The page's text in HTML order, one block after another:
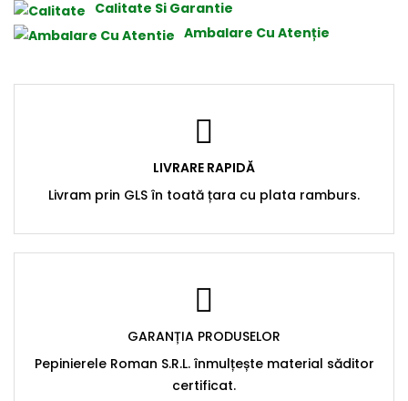
Calitate Si Garantie
Ambalare Cu Atenție
LIVRARE RAPIDĂ
Livram prin GLS în toată țara cu plata ramburs.
GARANȚIA PRODUSELOR
Pepinierele Roman S.R.L. înmulțește material săditor
certificat.